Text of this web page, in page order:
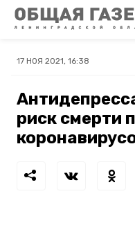
17 НОЯ 2021, 16:38
риск смерти